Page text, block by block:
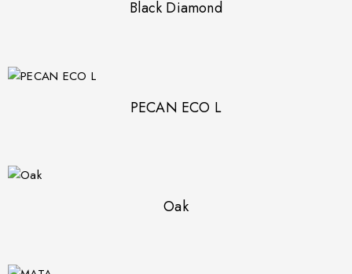
Black Diamond
PECAN ECO L
Oak